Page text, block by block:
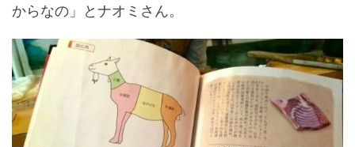
からなの」とナオミさん。